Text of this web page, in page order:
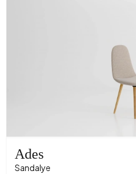
Ades
Sandalye